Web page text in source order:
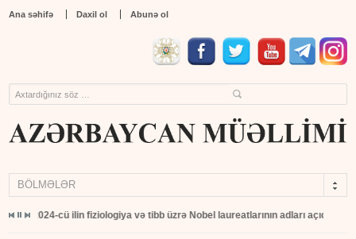
Ana səhifə Daxil ol Abunə ol
BÖLMƏLƏR
Türkiyənin Adana şəhərində "Teknofest" yarışının mükafatlandırılma